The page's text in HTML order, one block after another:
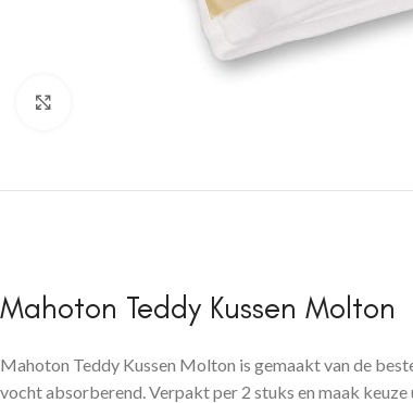
Mahoton Teddy Kussen Molton
Mahoton Teddy Kussen Molton is gemaakt van de
vocht absorberend. Verpakt per 2 stuks en maak